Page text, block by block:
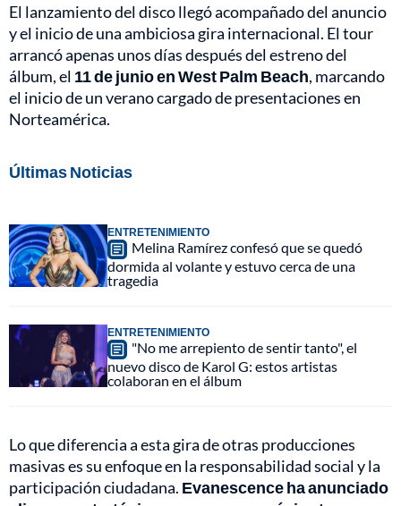
El lanzamiento del disco llegó acompañado del anuncio
y el inicio de una ambiciosa gira internacional. El tour
arrancó apenas unos días después del estreno del
álbum, el 11 de junio en West Palm Beach, marcando
el inicio de un verano cargado de presentaciones en
Norteamérica.
Últimas Noticias
ENTRETENIMIENTO
Melina Ramírez confesó que se quedó
dormida al volante y estuvo cerca de una
tragedia
ENTRETENIMIENTO
"No me arrepiento de sentir tanto", el
nuevo disco de Karol G: estos artistas
colaboran en el álbum
Lo que diferencia a esta gira de otras producciones
masivas es su enfoque en la responsabilidad social y la
participación ciudadana. Evanescence ha anunciado